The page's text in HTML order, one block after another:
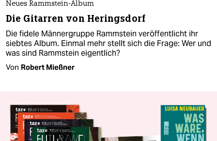
Neues Rammstein-Album
Die Gitarren von Heringsdorf
Die fidele Männergruppe Rammstein veröffentlicht ihr
siebtes Album. Einmal mehr stellt sich die Frage: Wer und
was sind Rammstein eigentlich?
Von Robert Mießner